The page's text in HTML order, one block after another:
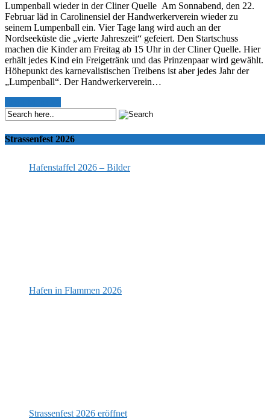
Lumpenball wieder in der Cliner Quelle Am Sonnabend, den 22.
Februar läd in Carolinensiel der Handwerkerverein wieder zu
seinem Lumpenball ein. Vier Tage lang wird auch an der
Nordseeküste die „vierte Jahreszeit“ gefeiert. Den Startschuss
machen die Kinder am Freitag ab 15 Uhr in der Cliner Quelle. Hier
erhält jedes Kind ein Freigetränk und das Prinzenpaar wird gewählt.
Höhepunkt des karnevalistischen Treibens ist aber jedes Jahr der
„Lumpenball“. Der Handwerkerverein…
Strassenfest 2026
Hafenstaffel 2026 – Bilder
Hafen in Flammen 2026
Strassenfest 2026 eröffnet